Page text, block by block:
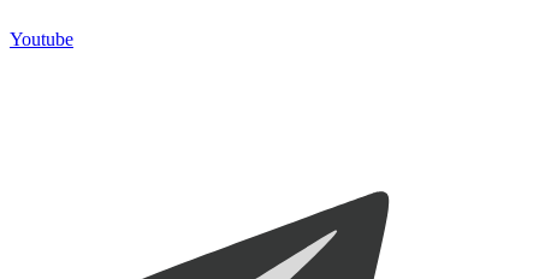
Youtube